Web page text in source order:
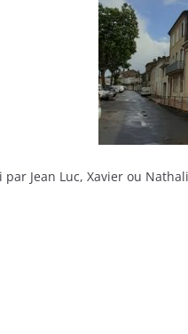
Jean Luc, Xavier ou